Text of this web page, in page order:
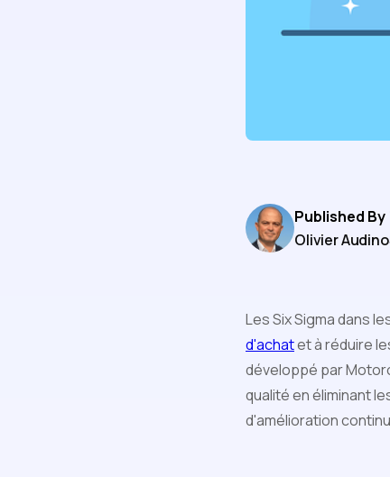
Published By
Olivier Audino
Les Six Sigma dans
d'achatet à réduire
développé par
qualité en éliminant
d'amélioration